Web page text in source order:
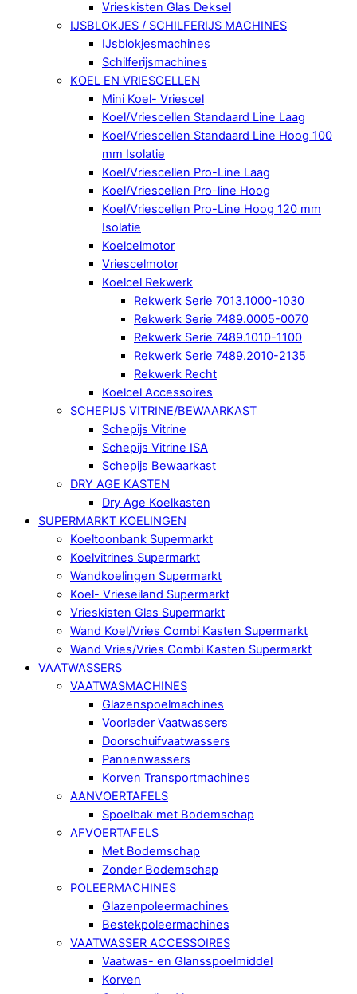
Vrieskisten Glas Deksel
IJSBLOKJES / SCHILFERIJS MACHINES
IJsblokjesmachines
Schilferijsmachines
KOEL EN VRIESCELLEN
Mini Koel- Vriescel
Koel/Vriescellen Standaard Line Laag
Koel/Vriescellen Standaard Line Hoog 100
mm Isolatie
Koel/Vriescellen Pro-Line Laag
Koel/Vriescellen Pro-line Hoog
Koel/Vriescellen Pro-Line Hoog 120 mm
Isolatie
Koelcelmotor
Vriescelmotor
Koelcel Rekwerk
Rekwerk Serie 7013.1000-1030
Rekwerk Serie 7489.0005-0070
Rekwerk Serie 7489.1010-1100
Rekwerk Serie 7489.2010-2135
Rekwerk Recht
Koelcel Accessoires
SCHEPIJS VITRINE/BEWAARKAST
Schepijs Vitrine
Schepijs Vitrine ISA
Schepijs Bewaarkast
DRY AGE KASTEN
Dry Age Koelkasten
SUPERMARKT KOELINGEN
Koeltoonbank Supermarkt
Koelvitrines Supermarkt
Wandkoelingen Supermarkt
Koel- Vrieseiland Supermarkt
Vrieskisten Glas Supermarkt
Wand Koel/Vries Combi Kasten Supermarkt
Wand Vries/Vries Combi Kasten Supermarkt
VAATWASSERS
VAATWASMACHINES
Glazenspoelmachines
Voorlader Vaatwassers
Doorschuifvaatwassers
Pannenwassers
Korven Transportmachines
AANVOERTAFELS
Spoelbak met Bodemschap
AFVOERTAFELS
Met Bodemschap
Zonder Bodemschap
POLEERMACHINES
Glazenpoleermachines
Bestekpoleermachines
VAATWASSER ACCESSOIRES
Vaatwas- en Glansspoelmiddel
Korven